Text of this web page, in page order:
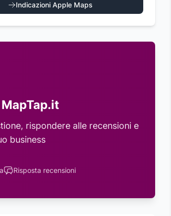
Indicazioni Apple Maps
rispondere alle recensioni e
business
Risposta recensioni